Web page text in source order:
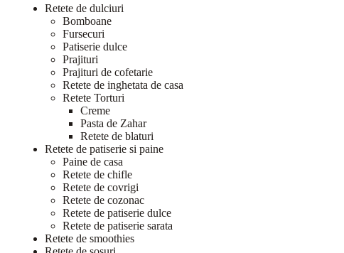
Retete de dulciuri
Bomboane
Fursecuri
Patiserie dulce
Prajituri
Prajituri de cofetarie
Retete de inghetata de casa
Retete Torturi
Creme
Pasta de Zahar
Retete de blaturi
Retete de patiserie si paine
Paine de casa
Retete de chifle
Retete de covrigi
Retete de cozonac
Retete de patiserie dulce
Retete de patiserie sarata
Retete de smoothies